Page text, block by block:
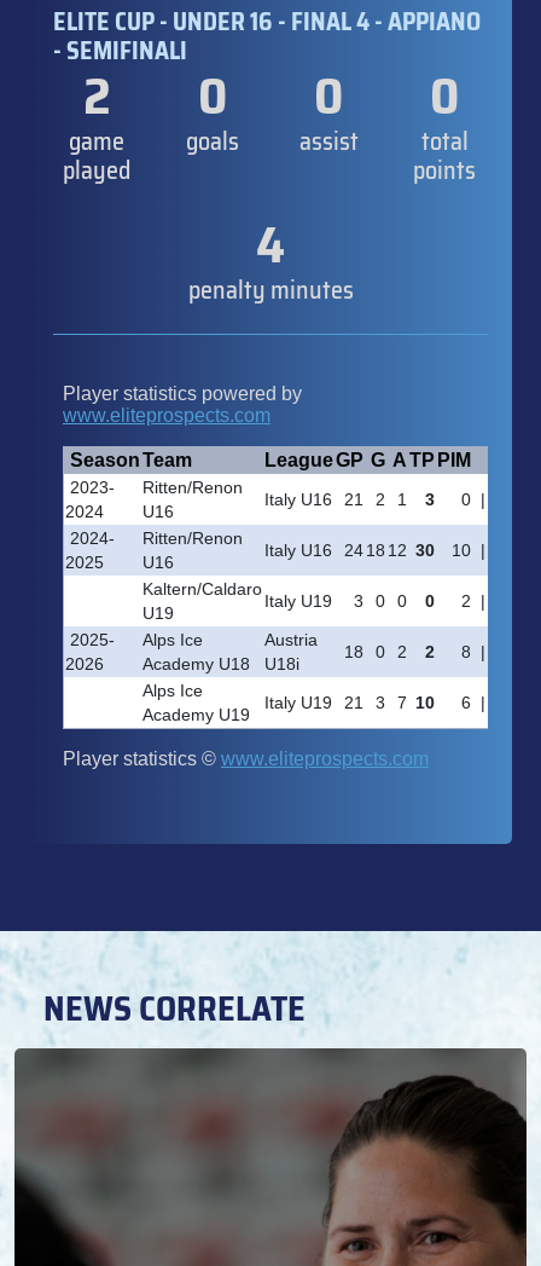
ELITE CUP - UNDER 16 - FINAL 4 - APPIANO
- SEMIFINALI
2
game
played
0
goals
0
assist
0
total
points
4
penalty minutes
NEWS CORRELATE